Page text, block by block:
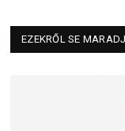
EZEKRŐL SE